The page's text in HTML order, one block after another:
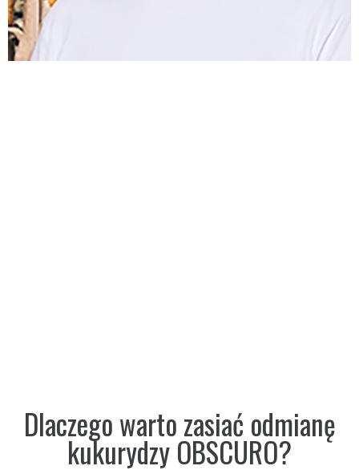
Dlaczego warto zasiać odmianę
kukurydzy OBSCURO?